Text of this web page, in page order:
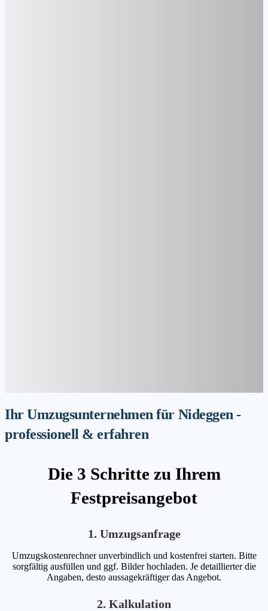
Ihr Umzugsunternehmen für Nideggen -
professionell & erfahren
Die 3 Schritte zu Ihrem
Festpreisangebot
1. Umzugsanfrage
Umzugskostenrechner unverbindlich und kostenfrei starten. Bitte
sorgfältig ausfüllen und ggf. Bilder hochladen. Je detaillierter die
Angaben, desto aussagekräftiger das Angebot.
2. Kalkulation